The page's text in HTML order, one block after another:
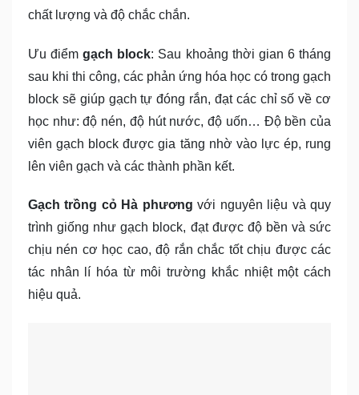
chất lượng và độ chắc chắn.
Ưu điểmgạch block: Sau khoảng thời gian 6 tháng
sau khi thi công, các phản ứng hóa học có trong gạch
block sẽ giúp gạch tự đóng rắn, đạt các chỉ số về cơ
học như: độ nén, độ hút nước, độ uốn… Độ bền của
viên gạch block được gia tăng nhờ vào lực ép, rung
lên viên gạch và các thành phần kết.
Gạch trồng cỏ Hà phương với nguyên liệu và quy
trình giống như gạch block, đạt được độ bền và sức
chịu nén cơ học cao, độ rắn chắc tốt chịu được các
tác nhân lí hóa từ môi trường khắc nhiệt một cách
hiệu quả.